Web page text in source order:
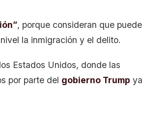
, porque consideran que puede
la inmigración y el delito.
Estados Unidos, donde las
por parte del gobierno Trump ya